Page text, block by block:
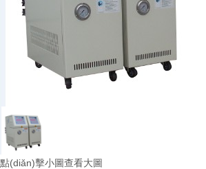
點(diǎn)擊小圖查看大圖